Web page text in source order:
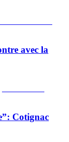
avec la
Cotignac